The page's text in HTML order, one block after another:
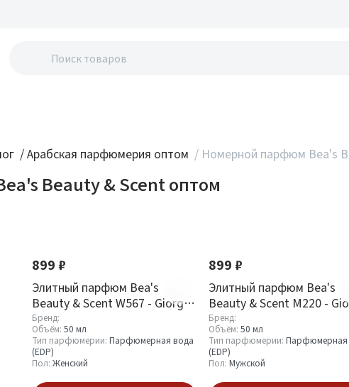
/ Арабская парфюмерия оптом / Номерной парфюм Bea's
Beauty & Scent оптом
899 ₽
Элитный парфюм Bea's
Beauty & Scent W567 - Giorgio
Armani Because its You
Бренд:
Объём: 50 мл
Тип парфюмерии: Парфюмерная вода
(EDP)
Пол: Женский
899 ₽
Элитный парфюм Bea's
Beauty & Scent M220 -
Armani Armani Code Sport
Бренд:
Объём: 50 мл
Тип парфюмерии: Парфюмерная
(EDP)
Пол: Мужской